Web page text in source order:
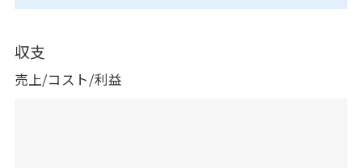
収支
売上/コスト/利益